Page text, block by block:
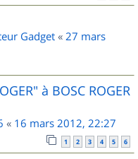
Gadget « 27 mars
à BOSC ROGER
« 16 mars 2012, 22:27
1 2 3 4 5 6